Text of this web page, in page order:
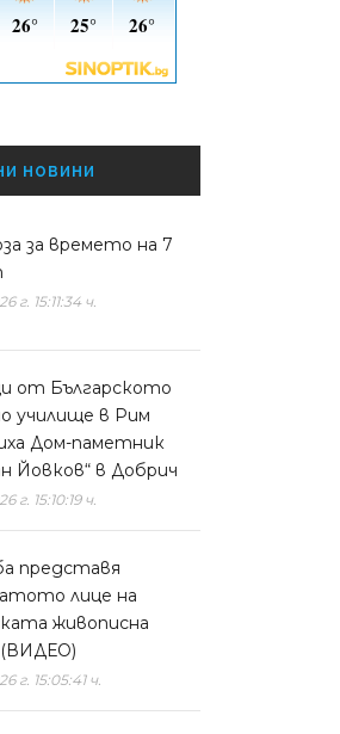
НОВИНИ
за времето на 7
г. 15:11:34 ч.
от Българското
училище в Рим
Дом-паметник
Йовков“ в Добрич
г. 15:10:19 ч.
представя
лице на
живописна
г. 15:05:41 ч.